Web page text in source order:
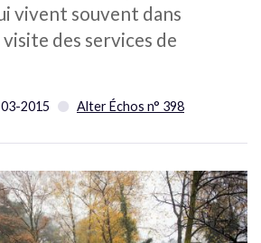
vivent souvent dans
visite des services de
2015 Alter Échos n° 398